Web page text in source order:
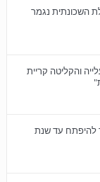
השכונתית נגמר
והקליטה קריית
להיפתח עד שנת